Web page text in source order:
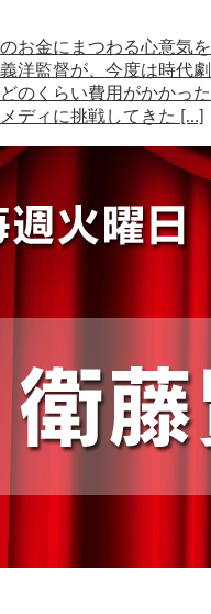
お金にまつわる心意気を
洋監督が、今度は時代劇
のくらい費用がかかった
ディに挑戦してきた […]